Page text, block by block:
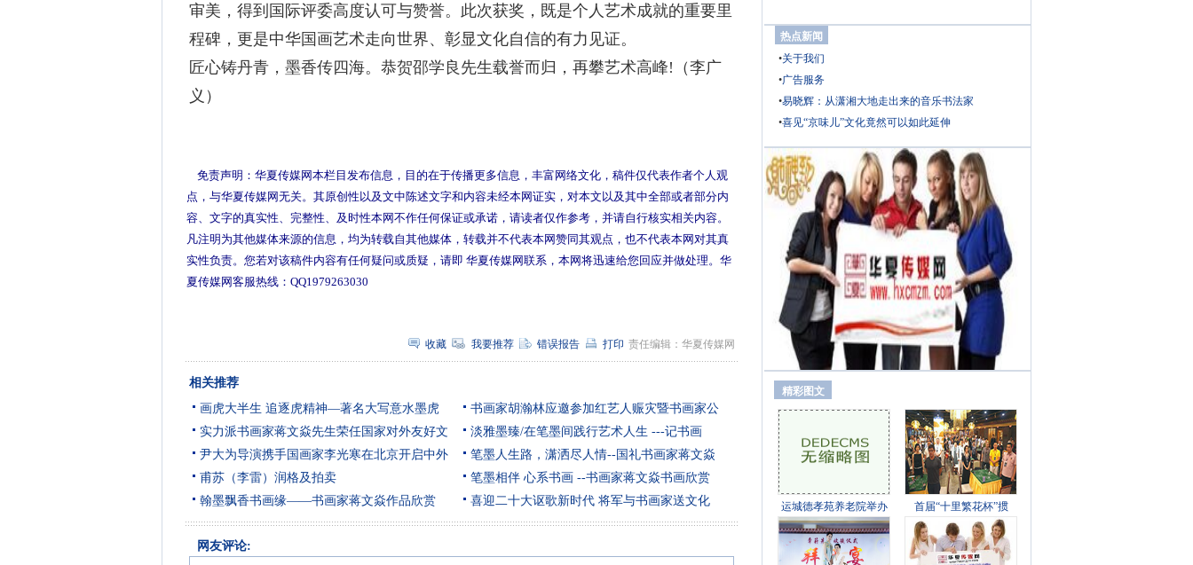
审美，得到国际评委高度认可与赞誉。此次获奖，既是个人艺术成就的重要里
程碑，更是中华国画艺术走向世界、彰显文化自信的有力见证。
匠心铸丹青，墨香传四海。恭贺邵学良先生载誉而归，再攀艺术高峰!（李广
义）
免责声明：华夏传媒网本栏目发布信息，目的在于传播更多信息，丰富网络文化，稿件仅代表作者个人观
点，与华夏传媒网无关。其原创性以及文中陈述文字和内容未经本网证实，对本文以及其中全部或者部分内
容、文字的真实性、完整性、及时性本网不作任何保证或承诺，请读者仅作参考，并请自行核实相关内容。
凡注明为其他媒体来源的信息，均为转载自其他媒体，转载并不代表本网赞同其观点，也不代表本网对其真
实性负责。您若对该稿件内容有任何疑问或质疑，请即 华夏传媒网联系，本网将迅速给您回应并做处理。华
夏传媒网客服热线：QQ1979263030
收藏 我要推荐 错误报告 打印 责任编辑：华夏传媒网
相关推荐
画虎大半生 追逐虎精神—著名大写意水墨虎
书画家胡瀚林应邀参加红艺人赈灾暨书画家公
实力派书画家蒋文焱先生荣任国家对外友好文
淡雅墨臻/在笔墨间践行艺术人生 ---记书画
尹大为导演携手国画家李光寒在北京开启中外
笔墨人生路，潇洒尽人情--国礼书画家蒋文焱
甫苏（李雷）润格及拍卖
笔墨相伴 心系书画 --书画家蒋文焱书画欣赏
翰墨飘香书画缘——书画家蒋文焱作品欣赏
喜迎二十大讴歌新时代 将军与书画家送文化
网友评论:
热点新闻
•关于我们
•广告服务
•易晓辉：从潇湘大地走出来的音乐书法家
•喜见“京味儿”文化竟然可以如此延伸
精彩图文
运城德孝苑养老院举办 首届“十里繁花杯”掼